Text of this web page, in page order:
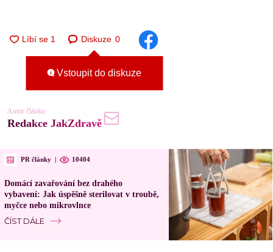
Diskuze 0
Vstoupit do diskuze
Autor článku
Redakce JakZdravě
PR články 10404
Domácí zavařování bez drahého
vybavení: Jak úspěšně sterilovat v troubě,
myčce nebo mikrovlnce
ČÍST DÁLE